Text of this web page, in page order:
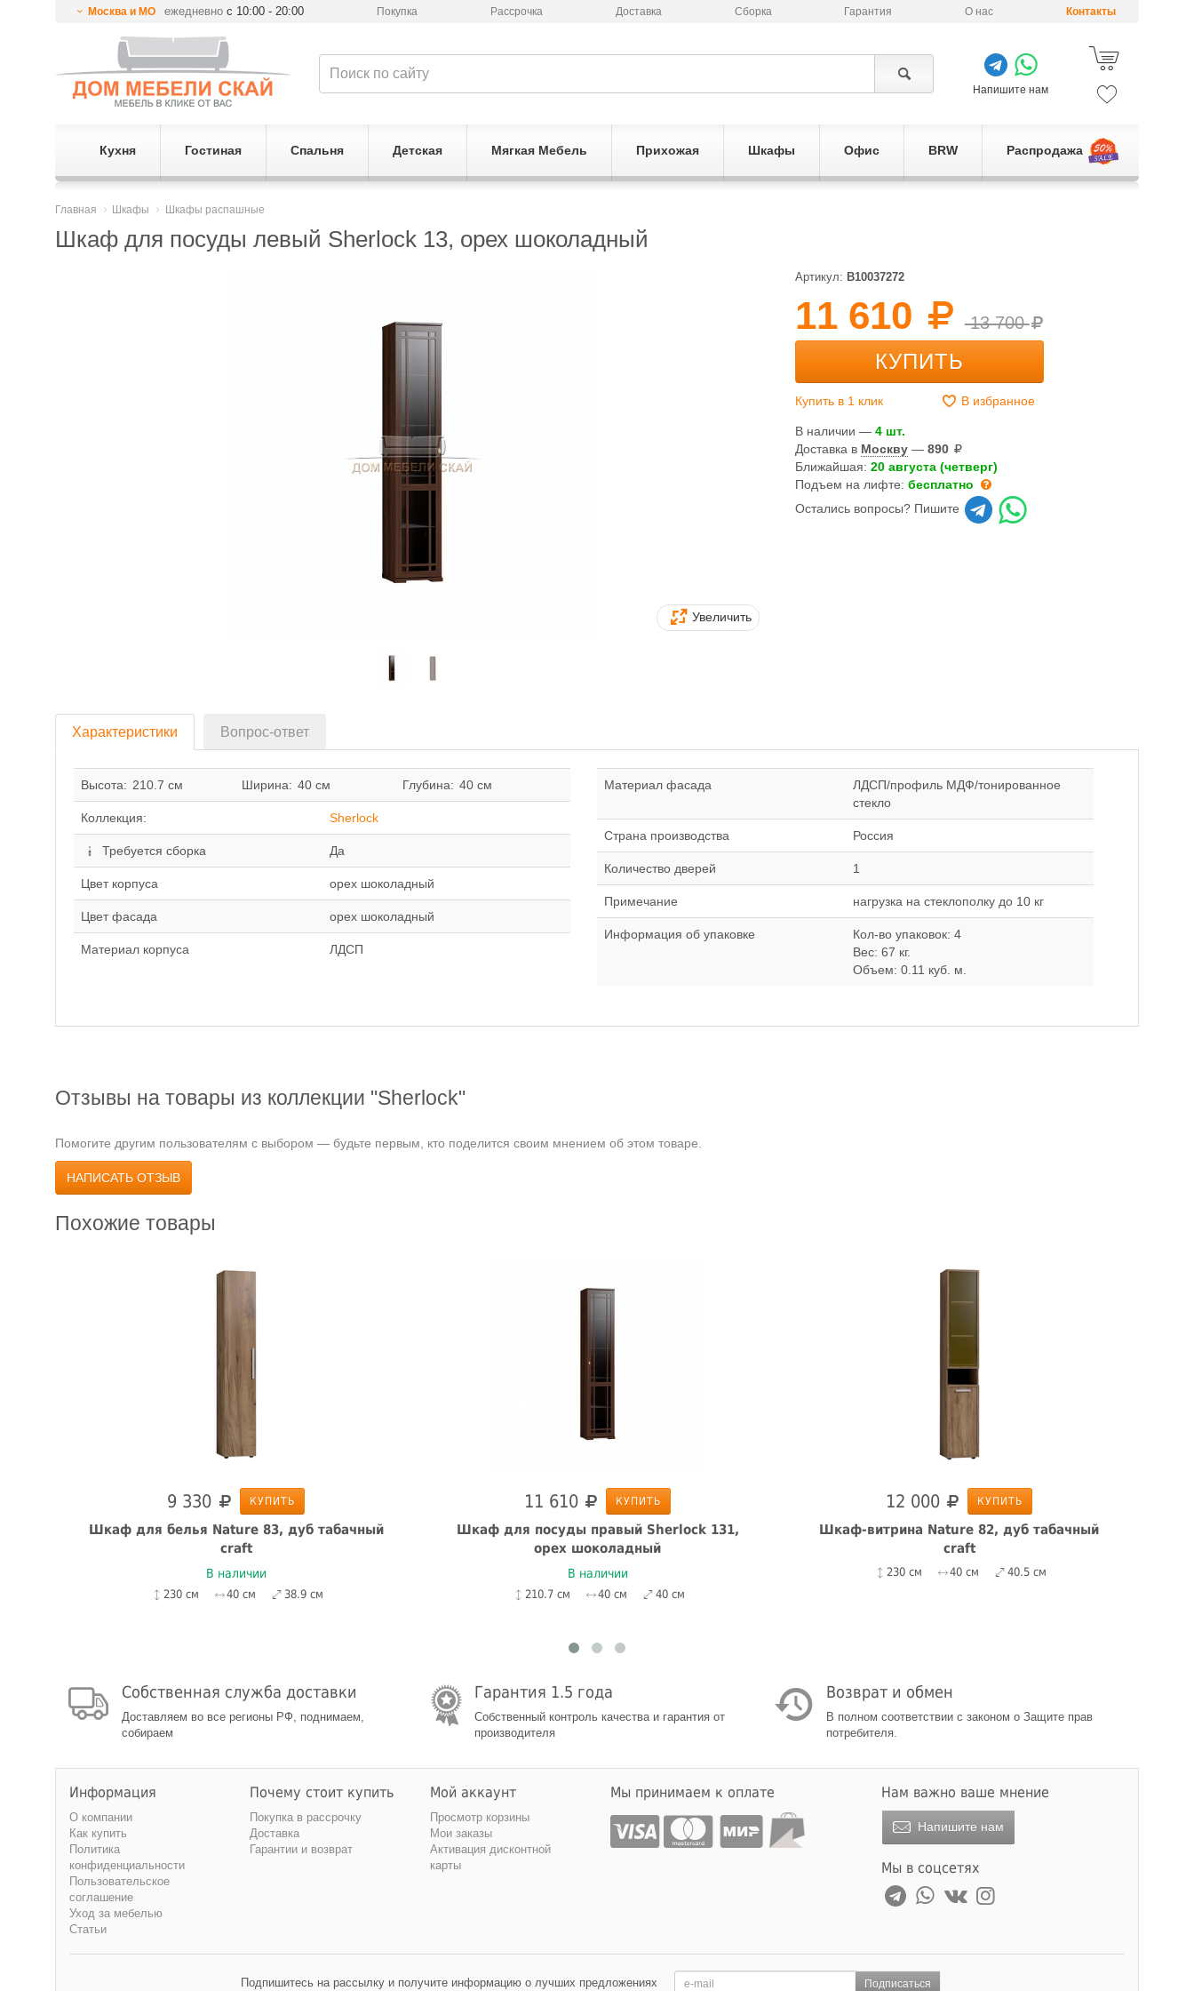
Москва и МО ежедневнос 10:00 - 20:00 Покупка Рассрочка Доставка Сборка Гарантия О нас Контакты
Напишите нам
Кухня Гостиная Спальня Детская Мягкая Мебель Прихожая Шкафы Офис BRW Распродажа
Главная Шкафы Шкафы распашные
Шкаф для посуды левый Sherlock 13, орех шоколадный
Увеличить
Артикул: B10037272
11 610 13 700
КУПИТЬ
Купить в 1 клик В избранное
В наличии —4 шт.
Доставка в Москву —890
Ближайшая:20 августа (четверг)
Подъем на лифте:бесплатно
Остались вопросы? Пишите
Характеристики Вопрос-ответ
Высота: 210.7 см Ширина: 40 см Глубина: 40 см
Коллекция: Sherlock
Требуется сборка Да
Цвет корпуса орех шоколадный
Цвет фасада орех шоколадный
Материал корпуса ЛДСП
Материал фасада
ЛДСП/профиль МДФ/тонированное
стекло
Страна производства Россия
Количество дверей 1
Примечание нагрузка на стеклополку до 10 кг
Информация об упаковке
Кол-во упаковок: 4
Вес: 67 кг.
Объем: 0.11 куб. м.
Отзывы на товары из коллекции "Sherlock"
Помогите другим пользователям с выбором — будьте первым, кто поделится своим мнением об этом товаре.
НАПИСАТЬ ОТЗЫВ
Похожие товары
9 330 КУПИТЬ
Шкаф для белья Nature 83, дуб табачный
craft
В наличии
230 см 40 см 38.9 см
11 610 КУПИТЬ
Шкаф для посуды правый Sherlock 131,
орех шоколадный
В наличии
210.7 см 40 см 40 см
12 000 КУПИТЬ
Шкаф-витрина Nature 82, дуб табачный
craft
230 см 40 см 40.5 см
Собственная служба доставки
Доставляем во все регионы РФ, поднимаем,
собираем
Гарантия 1.5 года
Собственный контроль качества и гарантия от
производителя
Возврат и обмен
В полном соответствии с законом о Защите прав
потребителя.
Информация
О компании
Как купить
Политика
конфиденциальности
Пользовательское
соглашение
Уход за мебелью
Статьи
Почему стоит купить
Покупка в рассрочку
Доставка
Гарантии и возврат
Мой аккаунт
Просмотр корзины
Мои заказы
Активация дисконтной
карты
Мы принимаем к оплате Нам важно ваше мнение
Напишите нам
Мы в соцсетях
Подпишитесь на рассылку и получите информацию о лучших предложениях Подписаться